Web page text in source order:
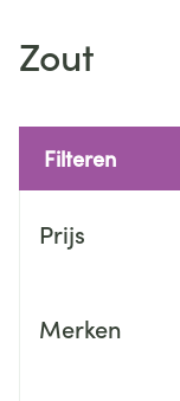
Zout
Filteren
Prijs
Merken